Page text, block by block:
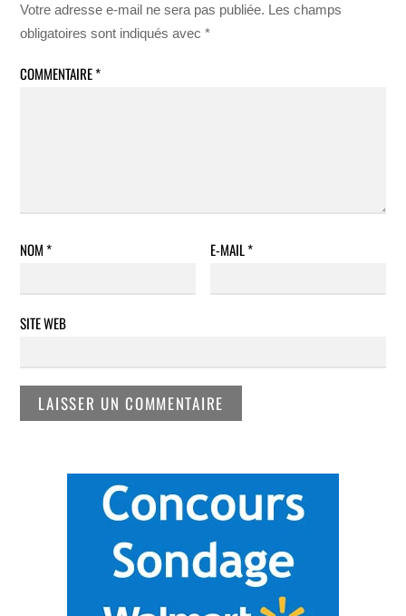
Votre adresse e-mail ne sera pas publiée. Les champs
obligatoires sont indiqués avec*
COMMENTAIRE*
NOM* E-MAIL*
SITE WEB